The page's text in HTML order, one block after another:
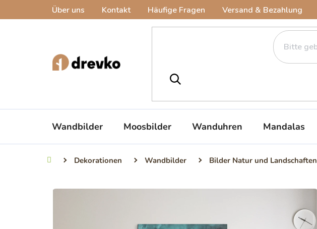
Über uns Kontakt Häufige Fragen Versand & Bezahlung
Wandbilder Moosbilder Wanduhren Mandalas
StartseiteDekorationen Wandbilder Bilder Natur und Landschaften